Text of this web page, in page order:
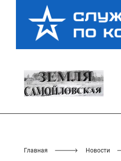
Главная Новости